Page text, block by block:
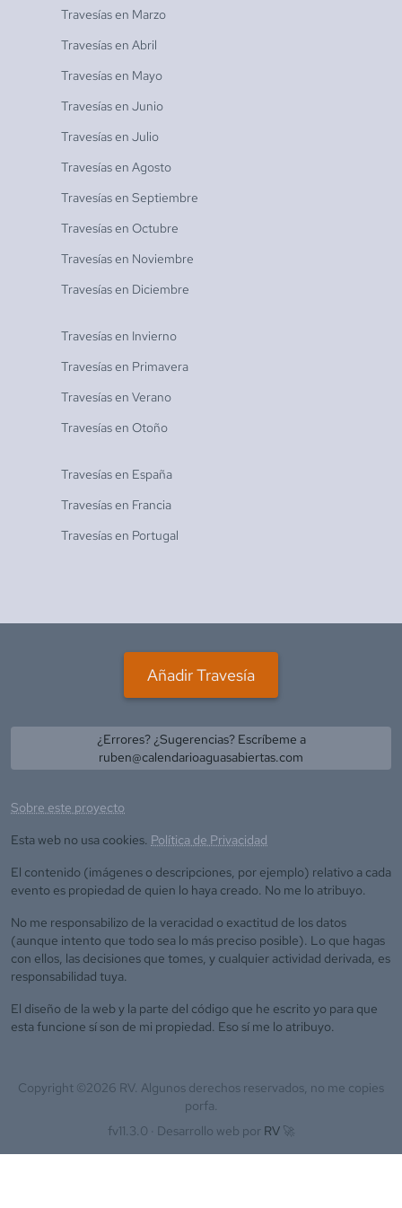
Travesías en Marzo
Travesías en Abril
Travesías en Mayo
Travesías en Junio
Travesías en Julio
Travesías en Agosto
Travesías en Septiembre
Travesías en Octubre
Travesías en Noviembre
Travesías en Diciembre
Travesías en Invierno
Travesías en Primavera
Travesías en Verano
Travesías en Otoño
Travesías en España
Travesías en Francia
Travesías en Portugal
Añadir Travesía
¿Errores? ¿Sugerencias? Escríbeme a
ruben@calendarioaguasabiertas.com
Sobre este proyecto
Esta web no usa cookies. Política de Privacidad
El contenido (imágenes o descripciones, por ejemplo) relativo a cada
evento es propiedad de quien lo haya creado. No me lo atribuyo.
No me responsabilizo de la veracidad o exactitud de los datos
(aunque intento que todo sea lo más preciso posible). Lo que hagas
con ellos, las decisiones que tomes, y cualquier actividad derivada, es
responsabilidad tuya.
El diseño de la web y la parte del código que he escrito yo para que
esta funcione sí son de mi propiedad. Eso sí me lo atribuyo.
Copyright ©2026 RV. Algunos derechos reservados, no me copies
porfa.
fv11.3.0 · Desarrollo web por RV 🚀